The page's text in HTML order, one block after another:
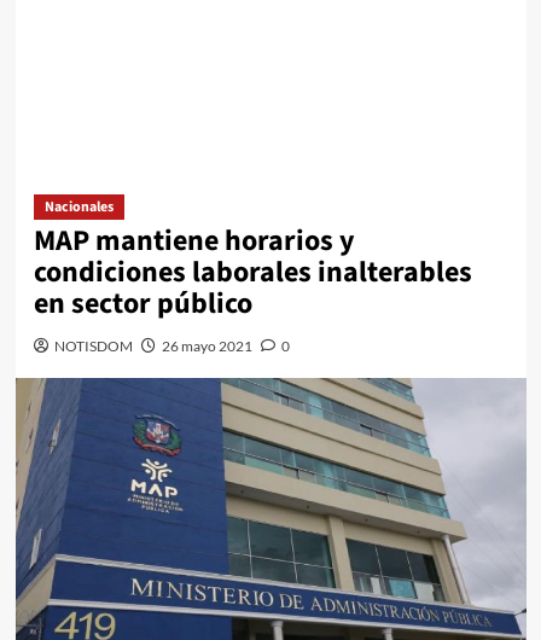
Nacionales
MAP mantiene horarios y
condiciones laborales inalterables
en sector público
NOTISDOM 26 mayo 2021 0